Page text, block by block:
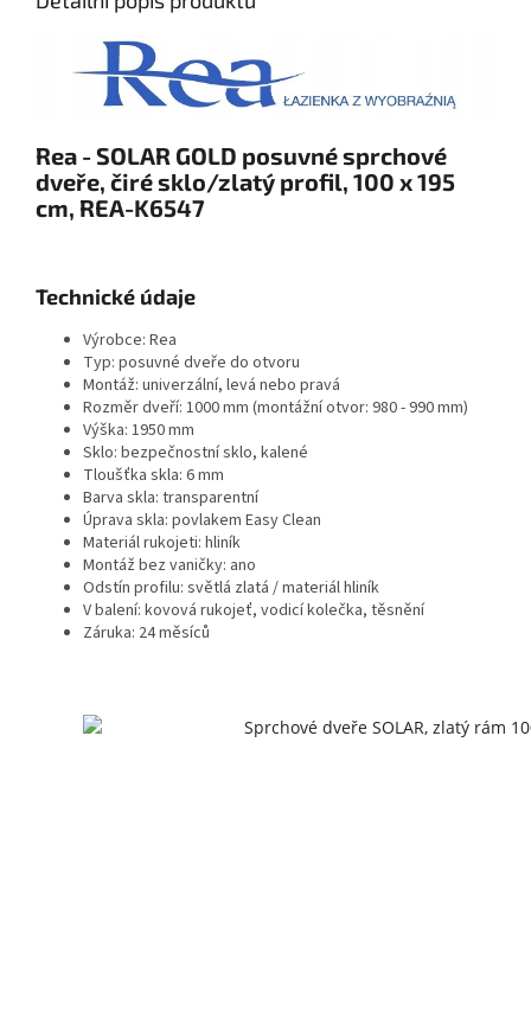
Rea - SOLAR GOLD posuvné sprchové
dveře, čiré sklo/zlatý profil, 100 x 195
cm, REA-K6547
Technické údaje
Výrobce: Rea
Typ: posuvné dveře do otvoru
Montáž: univerzální, levá nebo pravá
Rozměr dveří: 1000 mm (montážní otvor: 980 - 990 mm)
Výška: 1950 mm
Sklo: bezpečnostní sklo, kalené
Tloušťka skla: 6 mm
Barva skla: transparentní
Úprava skla: povlakem Easy Clean
Materiál rukojeti: hliník
Montáž bez vaničky: ano
Odstín profilu: světlá zlatá / materiál hliník
V balení: kovová rukojeť, vodicí kolečka, těsnění
Záruka: 24 měsíců